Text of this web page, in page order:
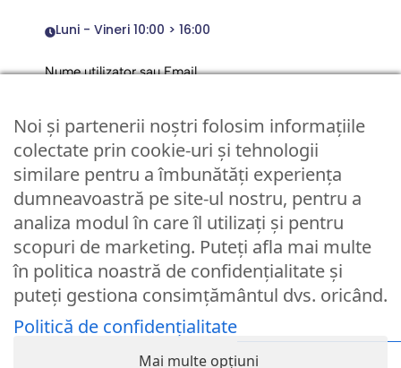
Luni - Vineri 10:00 > 16:00
Nume utilizator sau Email
Parola
Remember Me
Logare
Lost your password?
© Partybaloane.ro - Toate drepturile rezervate. ™
Noi și partenerii noștri folosim informațiile
colectate prin cookie-uri și tehnologii
similare pentru a îmbunătăți experiența
dumneavoastră pe site-ul nostru, pentru a
analiza modul în care îl utilizați și pentru
scopuri de marketing. Puteți afla mai multe
în politica noastră de confidențialitate și
puteți gestiona consimțământul dvs. oricând.
Politică de confidențialitate
Mai multe opțiuni